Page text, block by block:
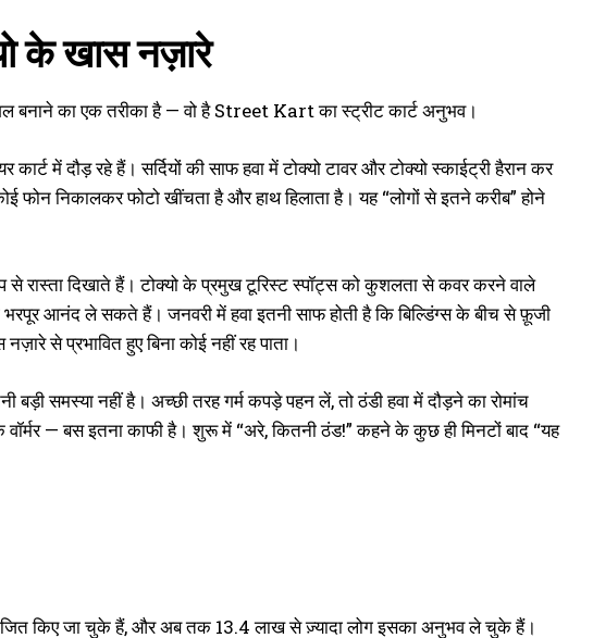
के खास नज़ारे
का एक तरीका है — वो है Street Kart का स्ट्रीट कार्ट अनुभव।
में दौड़ रहे हैं। सर्दियों की साफ हवा में टोक्यो टावर और टोक्यो स्काईट्री हैरान कर
फोन निकालकर फोटो खींचता है और हाथ हिलाता है। यह “लोगों से इतने करीब” होने
से रास्ता दिखाते हैं। टोक्यो के प्रमुख टूरिस्ट स्पॉट्स को कुशलता से कवर करने वाले
आनंद ले सकते हैं। जनवरी में हवा इतनी साफ होती है कि बिल्डिंग्स के बीच से फ़ूजी
से प्रभावित हुए बिना कोई नहीं रह पाता।
बड़ी समस्या नहीं है। अच्छी तरह गर्म कपड़े पहन लें, तो ठंडी हवा में दौड़ने का रोमांच
— बस इतना काफी है। शुरू में “अरे, कितनी ठंड!” कहने के कुछ ही मिनटों बाद “यह
किए जा चुके हैं, और अब तक 13.4 लाख से ज़्यादा लोग इसका अनुभव ले चुके हैं।